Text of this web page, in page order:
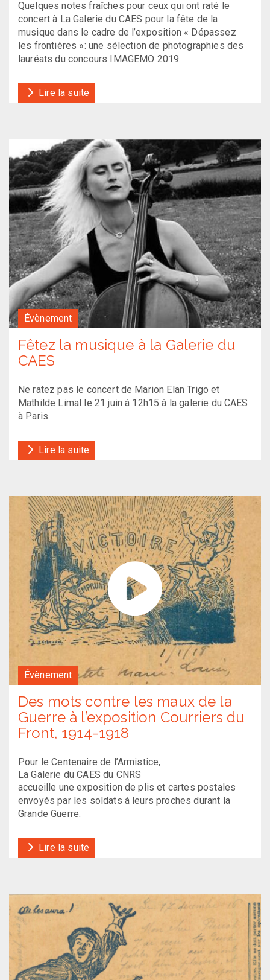
Quelques notes fraîches pour ceux qui ont raté le
concert à La Galerie du CAES pour la fête de la
musique dans le cadre de l’exposition « Dépassez
les frontières »: une sélection de photographies des
lauréats du concours IMAGEMO 2019.
Lire la suite
Évènement
Fêtez la musique à la Galerie du
CAES
Ne ratez pas le concert de Marion Elan Trigo et
Mathilde Limal le 21 juin à 12h15 à la galerie du CAES
à Paris.
Lire la suite
Évènement
Des mots contre les maux de la
Guerre à l’exposition Courriers du
Front, 1914-1918
Pour le Centenaire de l’Armistice,
La Galerie du CAES du CNRS
accueille une exposition de plis et cartes postales
envoyés par les soldats à leurs proches durant la
Grande Guerre.
Lire la suite